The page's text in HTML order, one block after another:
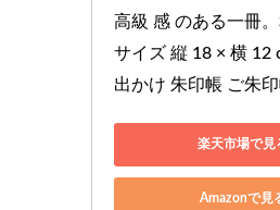
高級 感 のある一冊
サイズ 縦 18 × 横 12
出かけ 朱印帳 ご朱
楽天市場で見
Amazonで見